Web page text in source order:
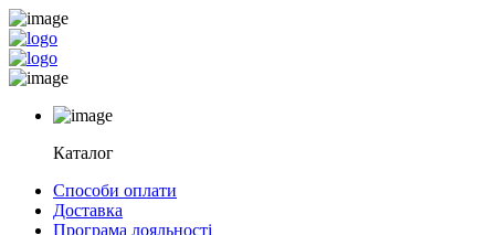
Каталог
Способи оплати
Доставка
Програма лояльності